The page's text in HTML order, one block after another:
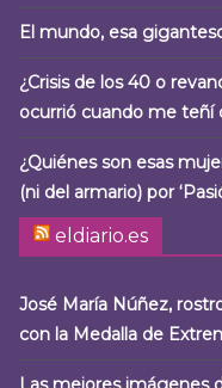
El mundo, esa
¿Crisis de los 40 o
ocurrió cuando me teñí
¿Quiénes son esas
(ni del armario) por
eldiario.es
José María Núñez,
con la Medalla de